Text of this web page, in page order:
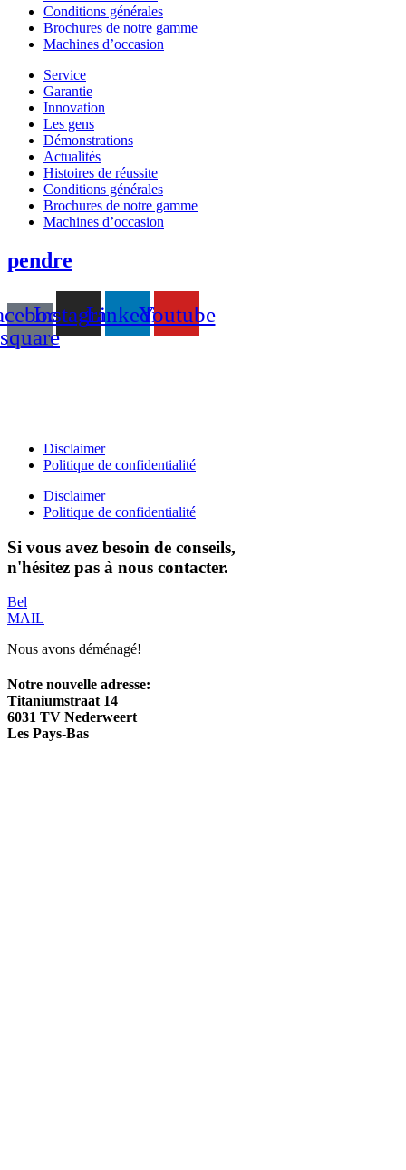
Conditions générales
Brochures de notre gamme
Machines d’occasion
Service
Garantie
Innovation
Les gens
Démonstrations
Actualités
Histoires de réussite
Conditions générales
Brochures de notre gamme
Machines d’occasion
pendre
square
InstagramLinkedinYoutube
Disclaimer
Politique de confidentialité
Disclaimer
Politique de confidentialité
Si vous avez besoin de conseils,
n'hésitez pas à nous contacter.
Bel
MAIL
Nous avons déménagé!
Notre nouvelle adresse:
Titaniumstraat 14
6031 TV Nederweert
Les Pays-Bas